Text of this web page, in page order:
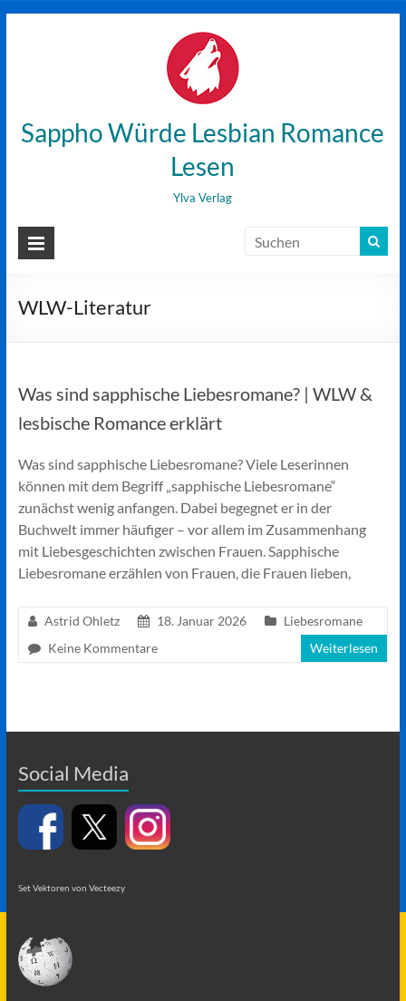
Sappho Würde Lesbian Romance
Lesen
Ylva Verlag
WLW-Literatur
Was sind sapphische Liebesromane? | WLW &
lesbische Romance erklärt
Was sind sapphische Liebesromane? Viele Leserinnen
können mit dem Begriff „sapphische Liebesromane“
zunächst wenig anfangen. Dabei begegnet er in der
Buchwelt immer häufiger – vor allem im Zusammenhang
mit Liebesgeschichten zwischen Frauen. Sapphische
Liebesromane erzählen von Frauen, die Frauen lieben,
Astrid Ohletz 18. Januar 2026
Liebesromane
Keine Kommentare
Weiterlesen
Social Media
Set Vektoren von Vecteezy